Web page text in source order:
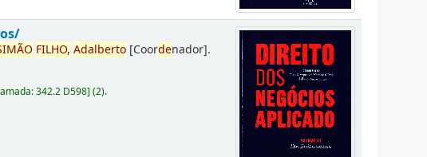
FILHO, Adalberto [Coordenador].
342.2 D598](2).